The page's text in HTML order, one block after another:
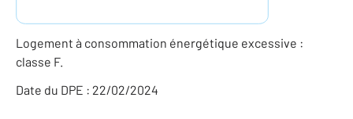
Logement à consommation énergétique excessive :
classe F.
Date du DPE : 22/02/2024